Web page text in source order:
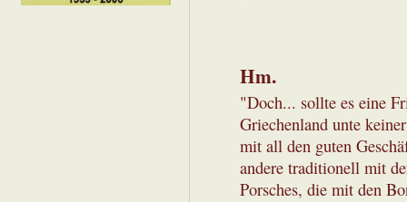
Hm.
"Doch... sollte es eine
Griechenland unte
mit all den guten
andere traditionell mit
Porsches, die mit den